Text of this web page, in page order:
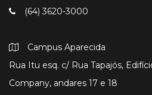
(64) 3620-3000
Campus Aparecida
Rua Itu esq. c/ Rua Tapajós,
Company, andares 17 e 18